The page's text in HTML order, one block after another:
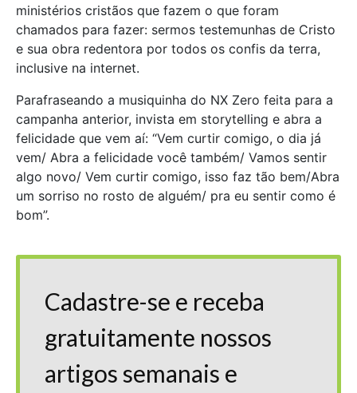
ministérios cristãos que fazem o que foram
chamados para fazer: sermos testemunhas de Cristo
e sua obra redentora por todos os confis da terra,
inclusive na internet.
Parafraseando a musiquinha do NX Zero feita para a
campanha anterior, invista em storytelling e abra a
felicidade que vem aí: “Vem curtir comigo, o dia já
vem/ Abra a felicidade você também/ Vamos sentir
algo novo/ Vem curtir comigo, isso faz tão bem/Abra
um sorriso no rosto de alguém/ pra eu sentir como é
bom”.
Cadastre-se e receba
gratuitamente nossos
artigos semanais e